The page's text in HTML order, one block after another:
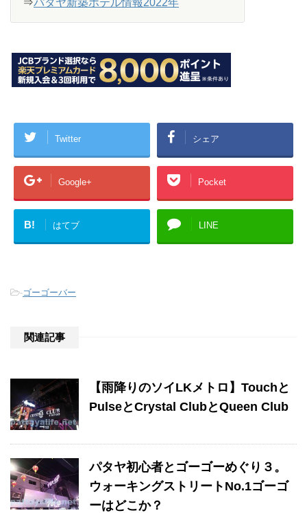
Twitter シェア
Google+ Pocket
B! はてブ LINE
-ゴーゴーバー
関連記事
【雨降りのソイLKメトロ】Touchと
PulseとCrystal ClubとQueen Club
パタヤ初心者とゴーゴーめぐり３。
ウォーキングストリートNo.1ゴーゴ
ーはどこか？